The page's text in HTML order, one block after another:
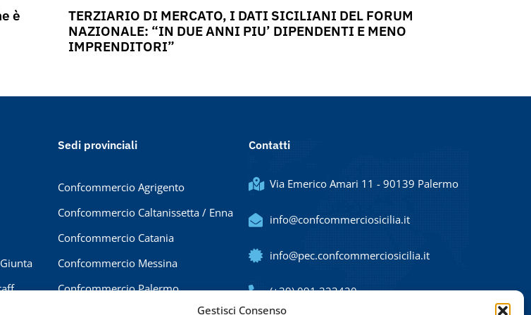
Gestisci Consenso
è
TERZIARIO DI MERCATO, I DATI SICILIANI DEL FORUM
NAZIONALE: “IN DUE ANNI PIU’ DIPENDENTI E MENO
IMPRENDITORI”
Sedi provinciali
Confcommercio Agrigento
Confcommercio Caltanissetta / Enna
Confcommercio Catania
Confcommercio Messina
Confcommercio Palermo
Contatti
Via Emerico Amari 11 - 90139 Palermo
info@confcommerciosicilia.it
info@pec.confcommerciosicilia.it
(+39) 091 323420